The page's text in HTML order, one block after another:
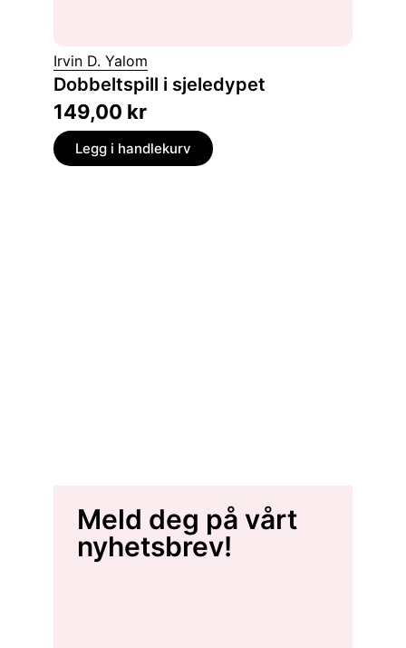
Irvin D. Yalom
Dobbeltspill i sjeledypet
149,00 kr
Legg i handlekurv
Meld deg på vårt
nyhetsbrev!